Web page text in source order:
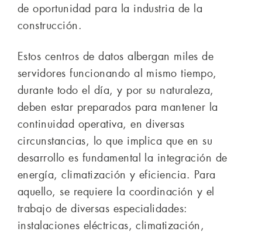
de oportunidad para la industria de la
construcción.
Estos centros de datos albergan miles de
servidores funcionando al mismo tiempo,
durante todo el día, y por su naturaleza,
deben estar preparados para mantener la
continuidad operativa, en diversas
circunstancias, lo que implica que en su
desarrollo es fundamental la integración de
energía, climatización y eficiencia. Para
aquello, se requiere la coordinación y el
trabajo de diversas especialidades:
instalaciones eléctricas, climatización,